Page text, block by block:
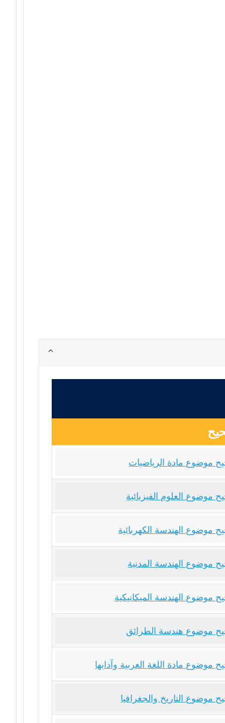
موضوع مادة الرياضيات
موضوع العلوم الفيزيائية
موضوع الهندسة الكهربائية
موضوع الهندسة المدنية
موضوع الهندسة الميكانيكية
موضوع هندسة الطرائق
موضوع مادة اللغة العربية وآدابها
موضوع التاريخ والجغرافيا